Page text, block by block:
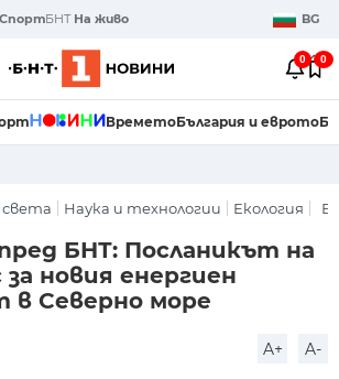
СпортБНТ На живо BG
0 0
ВреметоБългария и еврото
Наука и технологии Екология
БНТ: Посланикът на
новия енергиен
в Северно море
A+ A-